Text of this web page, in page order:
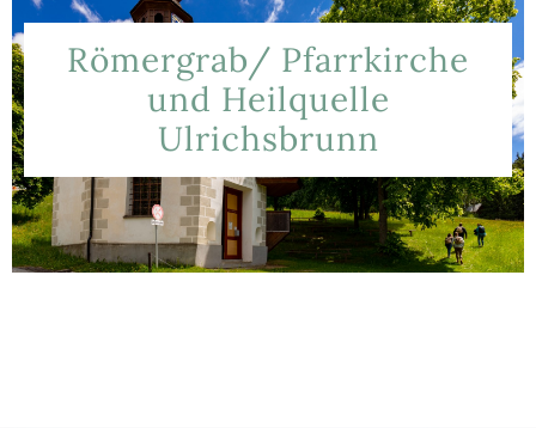
Römergrab/ Pfarrkirche
und Heilquelle
Ulrichsbrunn